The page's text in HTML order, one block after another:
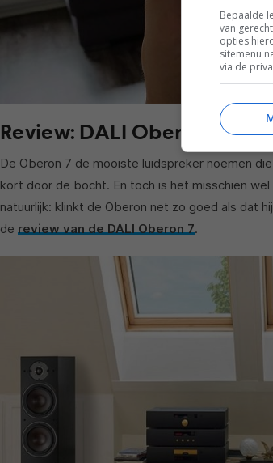
Review: DALI Oberon 7
De Oberon 7 de mooiste luidspreker noemen
kort door de bocht. En toch is het misschien
natuurlijk: klinkt de Oberon net zo goed als dat
de review van de DALI Oberon 7.
Bepaalde
van
opties
sitemenu
via de